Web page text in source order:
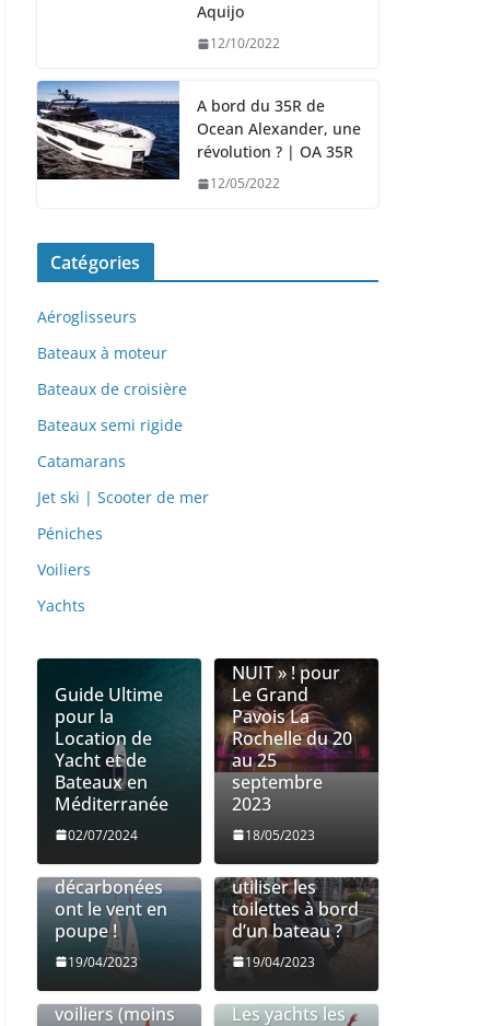
Aquijo
12/10/2022
A bord du 35R de
Ocean Alexander, une
révolution ? | OA 35R
12/05/2022
Catégories
Aéroglisseurs
Bateaux à moteur
Bateaux de croisière
Bateaux semi rigide
Catamarans
Jet ski | Scooter de mer
Péniches
Voiliers
Yachts
Guide Ultime
pour la
Location de
Yacht et de
Bateaux en
Méditerranée
02/07/2024
NUIT » ! pour
Le Grand
Pavois La
Rochelle du 20
au 25
septembre
2023
18/05/2023
de fret
transatlantique
décarbonées
ont le vent en
poupe !
19/04/2023
toilettes à bord
| Comment
utiliser les
toilettes à bord
d’un bateau ?
19/04/2023
Les 10
meilleurs petits
voiliers (moins
Les yachts les